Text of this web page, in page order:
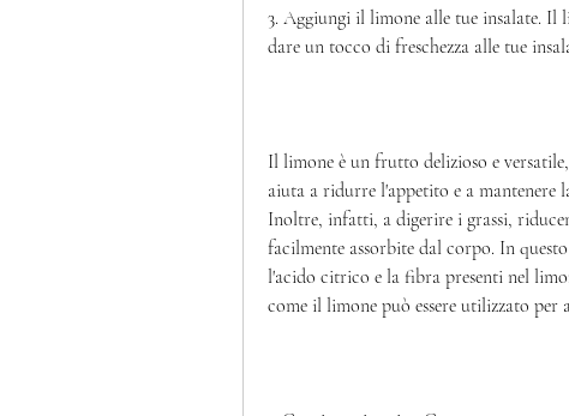
3. Aggiungi il limone alle tue insalate. Il
dare un tocco di freschezza alle tue
Il limone è un frutto delizioso e
aiuta a ridurre l'appetito e a mantenere
Inoltre, infatti, a digerire i grassi,
facilmente assorbite dal corpo. In
l'acido citrico e la fibra presenti nel
come il limone può essere utilizzato per